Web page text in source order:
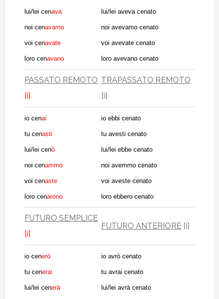
lui/lei cenava
noi cenavamo
voi cenavate
loro cenavano
lui/lei aveva cenato
noi avevamo cenato
voi avevate cenato
loro avevano cenato
PASSATO REMOTO
[i]
TRAPASSATO REMOTO
[i]
io cenai
tu cenasti
lui/lei cenò
noi cenammo
voi cenaste
loro cenarono
io ebbi cenato
tu avesti cenato
lui/lei ebbe cenato
noi avemmo cenato
voi aveste cenato
loro ebbero cenato
FUTURO SEMPLICE
[i]
FUTURO ANTERIORE[i]
io cenerò
tu cenerai
lui/lei cenerà
io avrò cenato
tu avrai cenato
lui/lei avrà cenato